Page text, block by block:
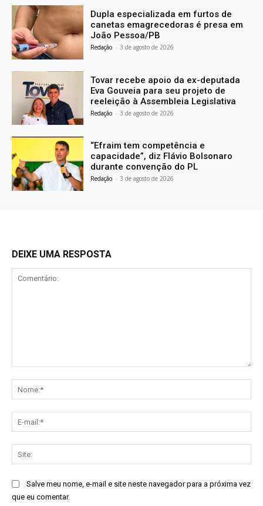
Dupla especializada em furtos de
canetas emagrecedoras é presa em
João Pessoa/PB
Redação - 3 de agosto de 2026
Tovar recebe apoio da ex-deputada
Eva Gouveia para seu projeto de
reeleição à Assembleia Legislativa
Redação - 3 de agosto de 2026
“Efraim tem competência e
capacidade”, diz Flávio Bolsonaro
durante convenção do PL
Redação - 3 de agosto de 2026
DEIXE UMA RESPOSTA
Salve meu nome, e-mail e site neste navegador para a próxima vez
que eu comentar.